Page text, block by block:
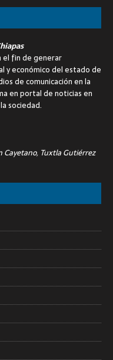
el fin de generar
y económico del estado de
de comunicación en la
en portal de noticias en
sociedad.
Cayetano, Tuxtla Gutiérrez